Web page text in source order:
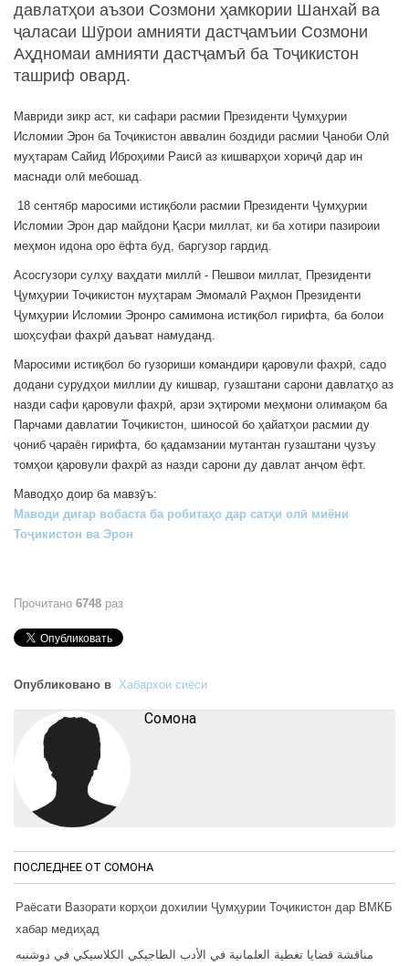
давлатҳои аъзои Созмони ҳамкории Шанхай ва
ҷаласаи Шӯрои амнияти дастҷамъии Созмони
Аҳдномаи амнияти дастҷамъӣ ба Тоҷикистон
ташриф овард.
Мавриди зикр аст, ки сафари расмии Президенти Ҷумҳурии
Исломии Эрон ба Тоҷикистон аввалин боздиди расмии Ҷаноби Олӣ
муҳтарам Сайид Иброҳими Раисӣ аз кишварҳои хориҷӣ дар ин
маснади олӣ мебошад.
18 сентябр маросими истиқболи расмии Президенти Ҷумҳурии
Исломии Эрон дар майдони Қасри миллат, ки ба хотири пазироии
меҳмон идона оро ёфта буд, баргузор гардид.
Асосгузори сулҳу ваҳдати миллӣ - Пешвои миллат, Президенти
Ҷумҳурии Тоҷикистон муҳтарам Эмомалӣ Раҳмон Президенти
Ҷумҳурии Исломии Эронро самимона истиқбол гирифта, ба болои
шоҳсуфаи фахрӣ даъват намуданд.
Маросими истиқбол бо гузориши командири қаровули фахрӣ, садо
додани сурудҳои миллии ду кишвар, гузаштани сарони давлатҳо аз
назди сафи қаровули фахрӣ, арзи эҳтироми меҳмони олимақом ба
Парчами давлатии Тоҷикистон, шиносоӣ бо ҳайатҳои расмии ду
ҷониб ҷараён гирифта, бо қадамзании мутантан гузаштани ҷузъу
томҳои қаровули фахрӣ аз назди сарони ду давлат анҷом ёфт.
Маводҳо доир ба мавзӯъ:
Маводи дигар вобаста ба робитаҳо дар сатҳи олӣ миёни
Тоҷикистон ва Эрон
Прочитано 6748 раз
Опубликовано в Хабархои сиёси
Cомона
ПОСЛЕДНЕЕ ОТ CОМОНА
Раёсати Вазорати корҳои дохилии Ҷумҳурии Тоҷикистон дар ВМКБ
хабар медиҳад
مناقشة قضايا تغطية العلمانية في الأدب الطاجيكي الكلاسيكي في دوشنبه